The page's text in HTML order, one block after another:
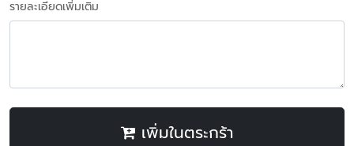
รายละเอียดเพิ่มเติม
เพิ่มในตระกร้า